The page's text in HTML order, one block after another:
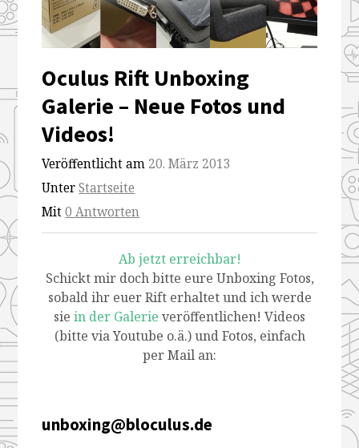
und-
videos
und-
videos
und-
videos
und-
videos
Oculus Rift Unboxing
Galerie – Neue Fotos und
Videos!
Veröffentlicht am 20. März 2013
UnterStartseite
Mit0 Antworten
Ab jetzt erreichbar!
Schickt mir doch bitte eure Unboxing Fotos,
sobald ihr euer Rift erhaltet und ich werde
sie in der Galerie veröffentlichen! Videos
(bitte via Youtube o.ä.) und Fotos, einfach
per Mail an:
unboxing@bloculus.de